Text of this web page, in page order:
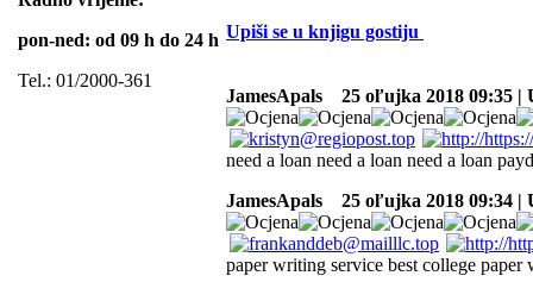
pon-ned: od 09 h do 24 h
Tel.: 01/2000-361
Upiši se u knjigu gostiju
JamesApals 25 oľujka 2018 09:35 |
need a loan need a loan need a loan
JamesApals
25 oľujka 2018 09:34 |
paper writing service best college